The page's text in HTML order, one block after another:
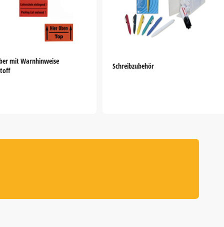
mit Warnhinweise
Schreibzubehör